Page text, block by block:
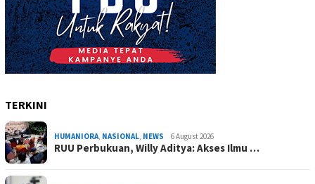
TERKINI
HUMANIORA NASIONAL NEWS 6 August 2026
RUU Perbukuan, Willy Aditya: Akses Ilmu …